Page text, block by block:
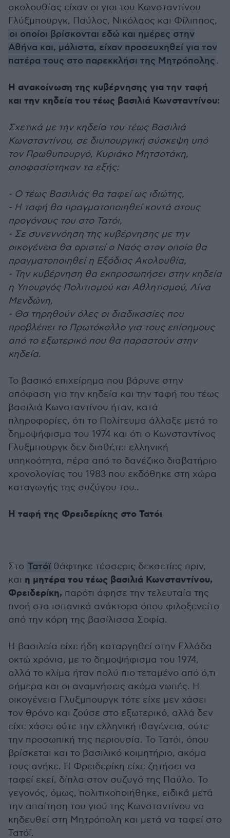
ακολουθίας είχαν οι γιοι του Κωνσταντίνου
Γλύξμπουργκ, Παύλος, Νικόλαος και Φίλιππος,
οι οποίοι βρίσκονται εδώ και ημέρες στην
Αθήνα και, μάλιστα, είχαν προσευχηθεί για τον
πατέρα τους στο παρεκκλήσι της Μητρόπολης.
Η ανακοίνωση της κυβέρνησης για την ταφή
και την κηδεία του τέως βασιλιά Κωνσταντίνου:
Σχετικά με την κηδεία του τέως Βασιλιά
Κωνσταντίνου, σε διυπουργική σύσκεψη υπό
τον Πρωθυπουργό, Κυριάκο Μητσοτάκη,
αποφασίστηκαν τα εξής:
- Ο τέως Βασιλιάς θα ταφεί ως ιδιώτης,
- Η ταφή θα πραγματοποιηθεί κοντά στους
προγόνους του στο Τατόι,
- Σε συνεννόηση της κυβέρνησης με την
οικογένεια θα οριστεί ο Ναός στον οποίο θα
πραγματοποιηθεί η Εξόδιος Ακολουθία,
- Την κυβέρνηση θα εκπροσωπήσει στην κηδεία
η Υπουργός Πολιτισμού και Αθλητισμού, Λίνα
Μενδώνη,
- Θα τηρηθούν όλες οι διαδικασίες που
προβλέπει το Πρωτόκολλο για τους επίσημους
από το εξωτερικό που θα παραστούν στην
κηδεία.
Το βασικό επιχείρημα που βάρυνε στην
απόφαση για την κηδεία και την ταφή του τέως
βασιλιά Κωνσταντίνου ήταν, κατά
πληροφορίες, ότι το Πολίτευμα άλλαξε μετά το
δημοψήφισμα του 1974 και ότι ο Κωνσταντίνος
Γλυξμπουργκ δεν διαθέτει ελληνική
υπηκοότητα, πέρα από το δανέζικο διαβατήριο
χρονολογίας του 1983 που εκδόθηκε στη χώρα
καταγωγής της συζύγου του..
Η ταφή της Φρειδερίκης στο Τατόι
Στο Τατόϊ θάφτηκε τέσσερις δεκαετίες πριν,
και η μητέρα του τέως βασιλιά Κωνσταντίνου,
Φρειδερίκη, παρότι άφησε την τελευταία της
πνοή στα ισπανικά ανάκτορα όπου φιλοξενείτο
από την κόρη της βασίλισσα Σοφία.
Η βασιλεία είχε ήδη καταργηθεί στην Ελλάδα
οκτώ χρόνια, με το δημοψήφισμα του 1974,
αλλά το κλίμα ήταν πολύ πιο τεταμένο από ό,τι
σήμερα και οι αναμνήσεις ακόμα νωπές. Η
οικογένεια Γλυξμπουργκ τότε είχε μεν χάσει
τον θρόνο και ζούσε στο εξωτερικό, αλλά δεν
είχε χάσει ούτε την ελληνική ιθαγένεια, ούτε
την προσωπική της περιουσία. Το Τατόι, όπου
βρίσκεται και το βασιλικό κοιμητήριο, ακόμα
τους ανήκε. Η Φρειδερίκη είχε ζητήσει να
ταφεί εκεί, δίπλα στον συζυγό της Παύλο. Το
γεγονός, όμως, πολιτικοποιήθηκε, ειδικά μετά
την απαίτηση του γιού της Κωνσταντίνου να
κηδευθεί στη Μητρόπολη και μετά να ταφεί στο
Τατόϊ.